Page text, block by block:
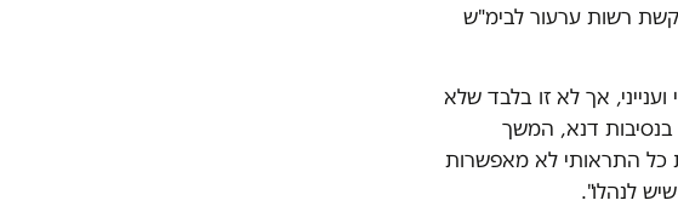
רשות ערעור לבימ"ש
אך לא זו בלבד שלא
בנסיבות דנא, המשך
התראותי לא מאפשרות
לנהלו".